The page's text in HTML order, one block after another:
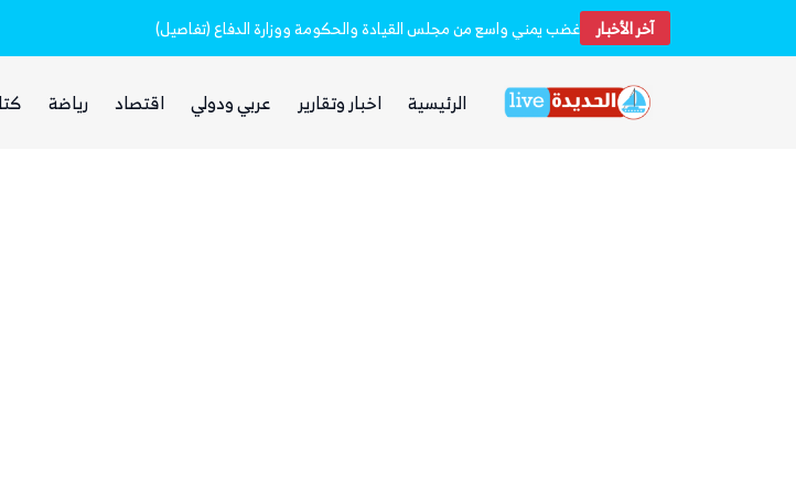
آخر الأخبار غضب يمني واسع من مجلس القيادة والحكومة ووزارة الدفاع (تفاصيل)
الرئيسية اخبار وتقارير عربي ودولي اقتصاد رياضة